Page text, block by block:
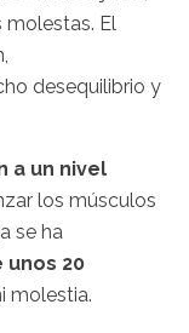
molestas. El
desequilibrio y
a un nivel
los músculos
se ha
20
molestia.